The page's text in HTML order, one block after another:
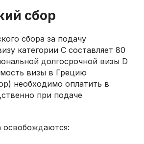
сбор
сбора за подачу
категории C составляет 80
долгосрочной визы D
визы в Грецию
необходимо оплатить в
при подаче
освобождаются: